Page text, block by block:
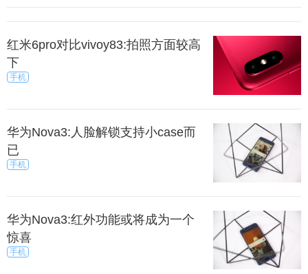
红米6pro对比vivoy83:拍照方面较高
下
手机
华为Nova3:人脸解锁支持小case而
已
手机
华为Nova3:红外功能或将成为一个
惊喜
手机